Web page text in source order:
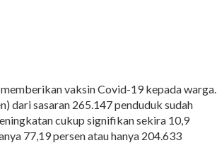
vaksin Covid-19 kepada warga.
dari sasaran 265.147 penduduk sudah
cukup signifikan sekira 10,9
77,19 persen atau hanya 204.633